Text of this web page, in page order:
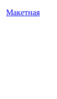
Макетная